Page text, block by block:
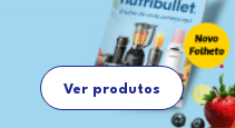
Ver produtos